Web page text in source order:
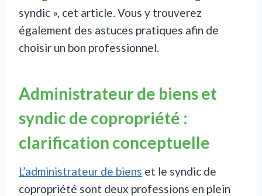
syndic », cet article. Vous y trouverez
également des astuces pratiques afin de
choisir un bon professionnel.
Administrateur de biens et
syndic de copropriété :
clarification conceptuelle
L’administrateur de biens et le syndic de
copropriété sont deux professions en plein